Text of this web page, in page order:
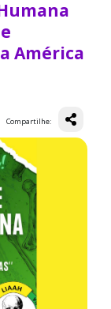
América
Compartilhe: